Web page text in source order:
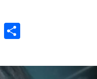
WhatsApp
evliliği neden yaptı?